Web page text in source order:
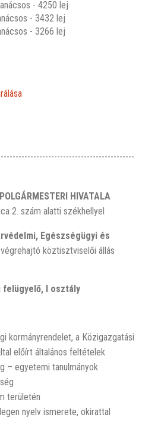
- 4250 lej
- 3432 lej
- 3266 lej
HIVATALA
2. szám alatti székhellyel
Egészségügyi és
köztisztviselői állás
felügyelő, I osztály
kormányrendelet, a Közigazgatási
előírt általános feltételek
– egyetemi tanulmányok
területén
nyelv ismerete, okirattal